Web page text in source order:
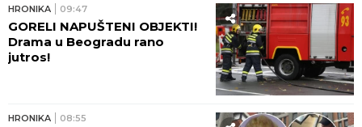
HRONIKA 09:47
GORELI NAPUŠTENI OBJEKTI!
Drama u Beogradu rano
jutros!
HRONIKA 08:55